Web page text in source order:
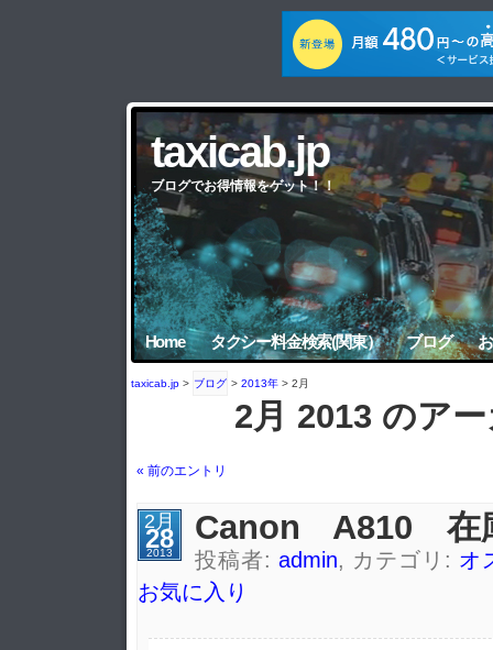
taxicab.jp
ブログでお得情報をゲット！！
Home タクシー料金検索(関東） ブログ
taxicab.jp> ブログ > 2013年> 2月
2月 2013 のア
« 前のエントリ
2月
28
2013
Canon A810 在
投稿者:admin, カテゴリ: オ
お気に入り